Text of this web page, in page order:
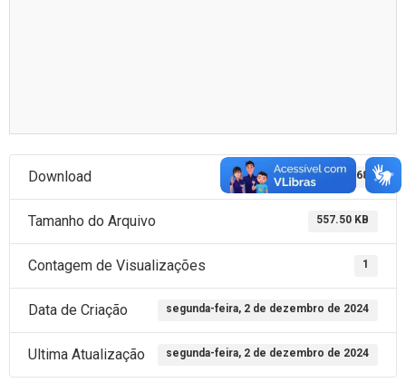
Download 268
Tamanho do Arquivo 557.50 KB
Contagem de Visualizações 1
Data de Criação segunda-feira, 2 de dezembro de 2024
Ultima Atualização segunda-feira, 2 de dezembro de 2024